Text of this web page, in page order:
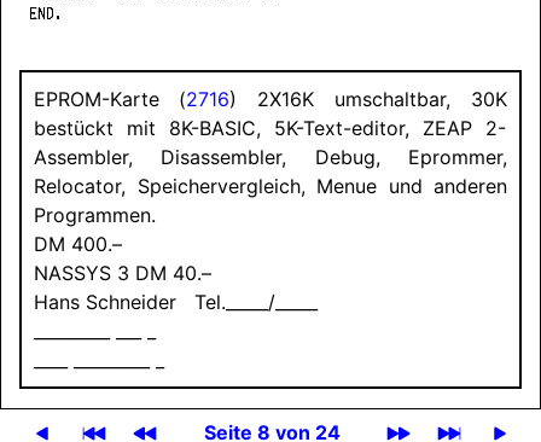
EPROM-Karte (2716) 2X16K umschaltbar, 30K
bestückt mit 8K-BASIC, 5K-Text-editor, ZEAP 2-
Assembler, Disassembler, Debug, Eprommer,
Relocator, Speichervergleich, Menue und anderen
Programmen.
DM 400.–
NASSYS 3 DM 40.–
Hans Schneider Tel._____/_____
Seite 8 von 24